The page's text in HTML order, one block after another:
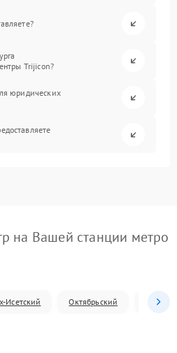
Trijicon?
юридических
на Вашей станции метро
Исетский Октябрьский